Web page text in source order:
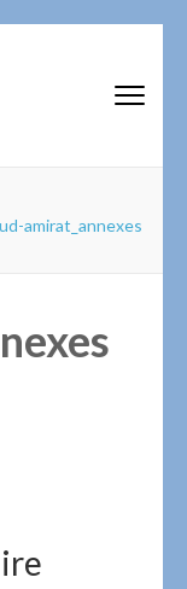
amirat_annexes